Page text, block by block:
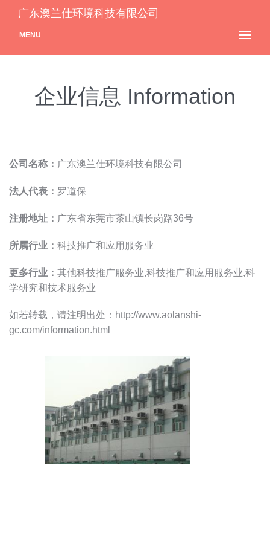
广东澳兰仕环境科技有限公司
MENU
企业信息 Information
公司名称： 广东澳兰仕环境科技有限公司
法人代表： 罗道保
注册地址： 广东省东莞市茶山镇长岗路36号
所属行业： 科技推广和应用服务业
更多行业： 其他科技推广服务业,科技推广和应用服务业,科
学研究和技术服务业
如若转载，请注明出处：http://www.aolanshi-
gc.com/information.html